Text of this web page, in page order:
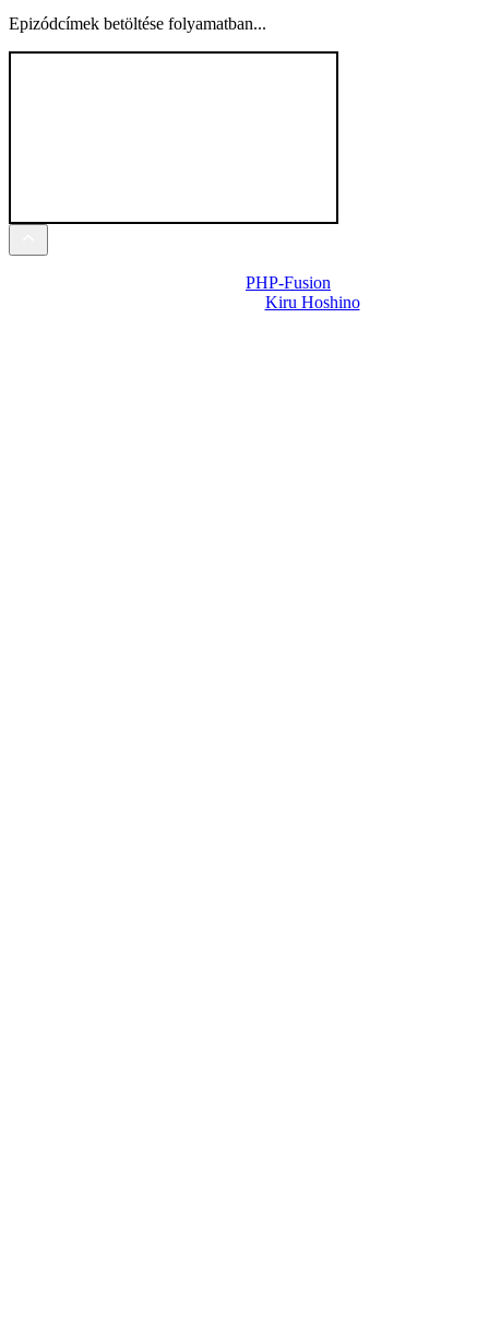
Epizódcímek betöltése folyamatban...
PHP-Fusion
Kiru Hoshino